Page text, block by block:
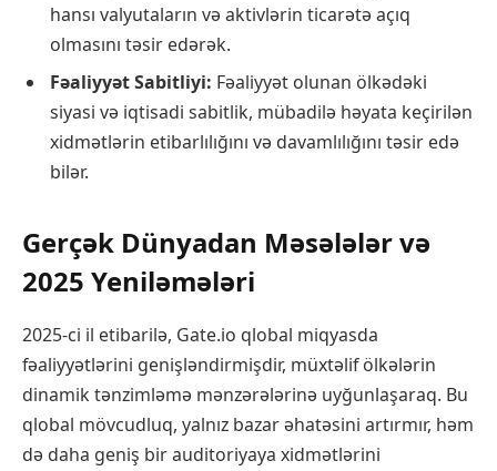
hansı valyutaların və aktivlərin ticarətə açıq
olmasını təsir edərək.
Fəaliyyət Sabitliyi: Fəaliyyət olunan ölkədəki
siyasi və iqtisadi sabitlik, mübadilə həyata keçirilən
xidmətlərin etibarlılığını və davamlılığını təsir edə
bilər.
Gerçək Dünyadan Məsələlər və
2025 Yeniləmələri
2025-ci il etibarilə, Gate.io qlobal miqyasda
fəaliyyətlərini genişləndirmişdir, müxtəlif ölkələrin
dinamik tənzimləmə mənzərələrinə uyğunlaşaraq. Bu
qlobal mövcudluq, yalnız bazar əhatəsini artırmır, həm
də daha geniş bir auditoriyaya xidmətlərini